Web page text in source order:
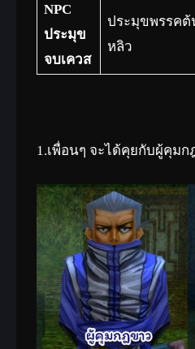
NPC
ประมุข
จบเควส
ประมุขพรรคต้
หลิว
1.เพื่อนๆ จะได้คุยกับผู้คุมก